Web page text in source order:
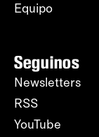
Equipo
Seguinos
Newsletters
RSS
YouTube